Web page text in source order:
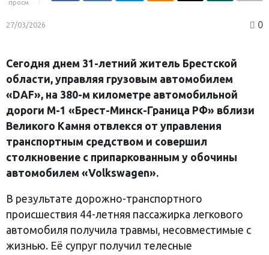
просм.
27/03/2026 0
Сегодня днем 31-летний житель Брестской
области, управляя грузовым автомобилем
«DAF», на 380-м километре автомобильной
дороги M-1 «Брест-Минск-Граница РФ» вблизи
Великого Камня отвлекся от управления
транспортным средством и совершил
столкновение с припаркованным у обочины
автомобилем «Volkswagen».
В результате дорожно-транспортного
происшествия 44-летняя пассажирка легкового
автомобиля получила травмы, несовместимые с
жизнью. Её супруг получил телесные